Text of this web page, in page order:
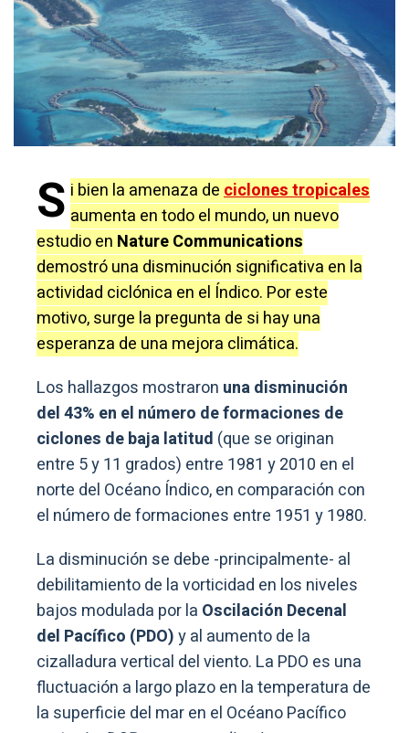
S i bien la amenaza deciclones tropicales
aumenta en todo el mundo, un nuevo
estudio en Nature Communications
demostró una disminución significativa en la
actividad ciclónica en el Índico. Por este
motivo, surge la pregunta de si hay una
esperanza de una mejora climática.
Los hallazgos mostraron una disminución
del 43% en el número de formaciones de
ciclones de baja latitud (que se originan
entre 5 y 11 grados) entre 1981 y 2010 en el
norte del Océano Índico, en comparación con
el número de formaciones entre 1951 y 1980.
La disminución se debe -principalmente- al
debilitamiento de la vorticidad en los niveles
bajos modulada por la Oscilación Decenal
del Pacífico (PDO)y al aumento de la
cizalladura vertical del viento. La PDO es una
fluctuación a largo plazo en la temperatura de
la superficie del mar en el Océano Pacífico